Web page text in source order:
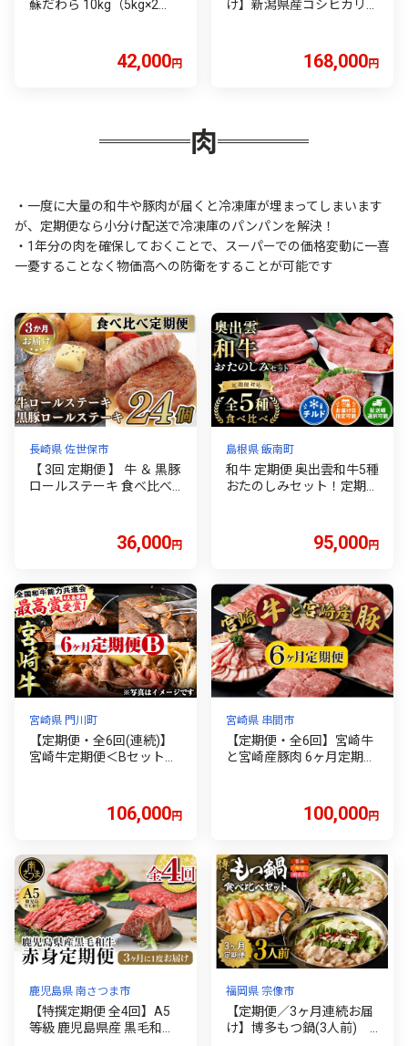
蘇だわら 10kg（5kg×2
0kg 米 精米 阿蘇のお米
42,000円
け】新潟県産コシヒカリ5
168,000円
肉
・一度に大量の和牛や豚肉が届くと冷凍庫が埋まってしまいます
が、定期便なら小分け配送で冷凍庫のパンパンを解決！
・1年分の肉を確保しておくことで、スーパーでの価格変動に一喜
一憂することなく物価高への防衛をすることが可能です
長崎県 佐世保市
【 3回 定期便 】 牛 ＆ 黒豚
ロールステーキ 食べ比べ
個包装 ステーキ ギフト 贈
答 ビーフ 牛肉 ポーク 豚肉
36,000円
島根県 飯南町
和牛 定期便 奥出雲和牛5種
おたのしみセット！定期便
肉用400g しゃぶしゃぶ用
400g 赤身スライス450g 食
ギフト 冷蔵 チルド 日時指
定 定期便 贈答用 記念日 お
祝い 贈り物 】
95,000円
宮崎県 門川町
【定期便・全6回(連続)】
宮崎牛定期便＜Bセット＞
ース バラ スライス 宮崎県
産 黒毛和牛 焼肉 ステーキ
-68】【株式会社ミヤチ
ク】
106,000円
宮崎県 串間市
【定期便・全6回】宮崎牛
と宮崎産豚肉 6ヶ月定期
期便 焼肉 特産品 グルメ 食
べ比べ 内閣総理大臣賞 ギ
答 焼き肉 ロース しゃぶし
ゃぶ すき焼き お取り寄せ
宮崎県 串間市 _K030-T001
100,000円
鹿児島県 南さつま市
【特撰定期便 全4回】A5
等級 鹿児島県産 黒毛和牛
福岡県 宗像市
【定期便／3ヶ月連続お届
け】博多もつ鍋(3人前)